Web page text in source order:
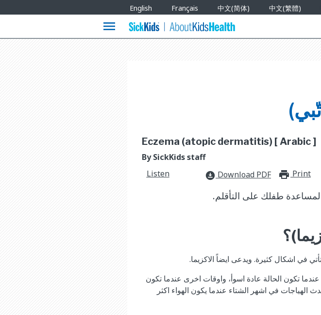
Languages
English Français 中文(简体) 中文(繁體)
menu
Eczema (atopic dermatitis) [ Arabic ]
By SickKids staff
Listen
download_for_offline Download PDF Print
لمساعدة طفلك على التأقلم.
في اشكال كثيرة. ويدعى ايضاً الاكزيما.
عندما تكون الحالة عادة اسوأ، واوقات اخرى عندما تكون
الهياجات في اشهر الشتاء عندما يكون الهواء اكثر